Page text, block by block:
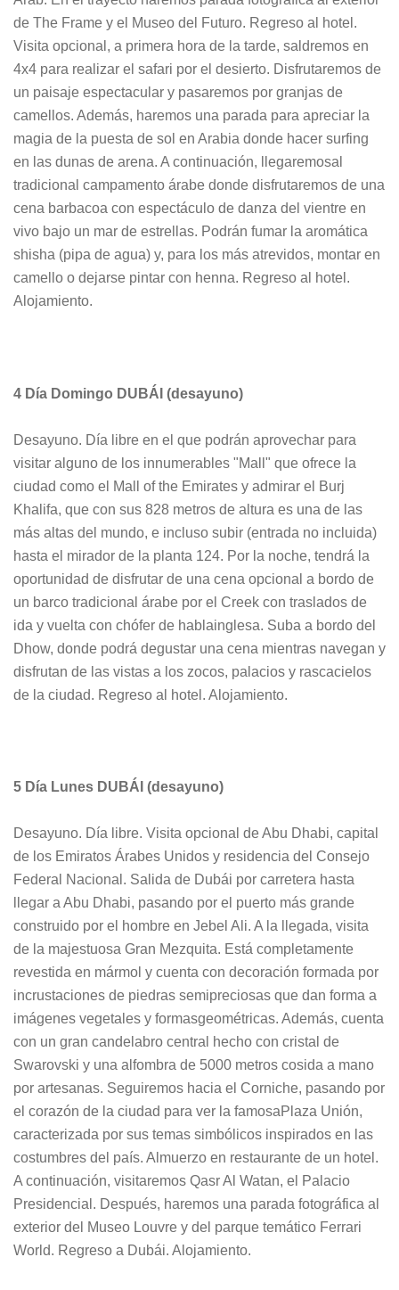
de The Frame y el Museo del Futuro. Regreso al hotel.
Visita opcional, a primera hora de la tarde, saldremos en
4x4 para realizar el safari por el desierto. Disfrutaremos de
un paisaje espectacular y pasaremos por granjas de
camellos. Además, haremos una parada para apreciar la
magia de la puesta de sol en Arabia donde hacer surfing
en las dunas de arena. A continuación, llegaremosal
tradicional campamento árabe donde disfrutaremos de una
cena barbacoa con espectáculo de danza del vientre en
vivo bajo un mar de estrellas. Podrán fumar la aromática
shisha (pipa de agua) y, para los más atrevidos, montar en
camello o dejarse pintar con henna. Regreso al hotel.
Alojamiento.
4 Día Domingo DUBÁI (desayuno)
Desayuno. Día libre en el que podrán aprovechar para
visitar alguno de los innumerables "Mall" que ofrece la
ciudad como el Mall of the Emirates y admirar el Burj
Khalifa, que con sus 828 metros de altura es una de las
más altas del mundo, e incluso subir (entrada no incluida)
hasta el mirador de la planta 124. Por la noche, tendrá la
oportunidad de disfrutar de una cena opcional a bordo de
un barco tradicional árabe por el Creek con traslados de
ida y vuelta con chófer de hablainglesa. Suba a bordo del
Dhow, donde podrá degustar una cena mientras navegan y
disfrutan de las vistas a los zocos, palacios y rascacielos
de la ciudad. Regreso al hotel. Alojamiento.
5 Día Lunes DUBÁI (desayuno)
Desayuno. Día libre. Visita opcional de Abu Dhabi, capital
de los Emiratos Árabes Unidos y residencia del Consejo
Federal Nacional. Salida de Dubái por carretera hasta
llegar a Abu Dhabi, pasando por el puerto más grande
construido por el hombre en Jebel Ali. A la llegada, visita
de la majestuosa Gran Mezquita. Está completamente
revestida en mármol y cuenta con decoración formada por
incrustaciones de piedras semipreciosas que dan forma a
imágenes vegetales y formasgeométricas. Además, cuenta
con un gran candelabro central hecho con cristal de
Swarovski y una alfombra de 5000 metros cosida a mano
por artesanas. Seguiremos hacia el Corniche, pasando por
el corazón de la ciudad para ver la famosaPlaza Unión,
caracterizada por sus temas simbólicos inspirados en las
costumbres del país. Almuerzo en restaurante de un hotel.
A continuación, visitaremos Qasr Al Watan, el Palacio
Presidencial. Después, haremos una parada fotográfica al
exterior del Museo Louvre y del parque temático Ferrari
World. Regreso a Dubái. Alojamiento.